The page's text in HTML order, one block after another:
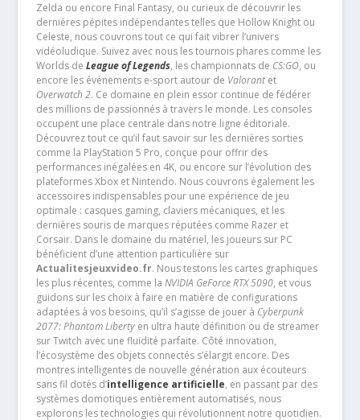
Zelda ou encore Final Fantasy, ou curieux de découvrir les
dernières pépites indépendantes telles que Hollow Knight ou
Celeste, nous couvrons tout ce qui fait vibrer l’univers
vidéoludique. Suivez avec nous les tournois phares comme les
Worlds de League of Legends, les championnats de CS:GO, ou
encore les événements e-sport autour de Valorantet
Overwatch 2. Ce domaine en plein essor continue de fédérer
des millions de passionnés à travers le monde. Les consoles
occupent une place centrale dans notre ligne éditoriale.
Découvrez tout ce qu’il faut savoir sur les dernières sorties
comme la PlayStation 5 Pro, conçue pour offrir des
performances inégalées en 4K, ou encore sur l’évolution des
plateformes Xbox et Nintendo. Nous couvrons également les
accessoires indispensables pour une expérience de jeu
optimale : casques gaming, claviers mécaniques, et les
dernières souris de marques réputées comme Razer et
Corsair. Dans le domaine du matériel, les joueurs sur PC
bénéficient d’une attention particulière sur
Actualitesjeuxvideo.fr. Nous testons les cartes graphiques
les plus récentes, comme la NVIDIA GeForce RTX 5090, et vous
guidons sur les choix à faire en matière de configurations
adaptées à vos besoins, qu’il s’agisse de jouer à Cyberpunk
2077: Phantom Libertyen ultra haute définition ou de streamer
sur Twitch avec une fluidité parfaite. Côté innovation,
l’écosystème des objets connectés s’élargit encore. Des
montres intelligentes de nouvelle génération aux écouteurs
sans fil dotés d’intelligence artificielle, en passant par des
systèmes domotiques entièrement automatisés, nous
explorons les technologies qui révolutionnent notre quotidien.